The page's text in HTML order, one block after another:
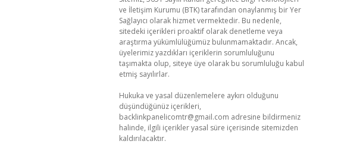
ve İletişim Kurumu (BTK) tarafından onaylanmış bir Yer
Sağlayıcı olarak hizmet vermektedir. Bu nedenle,
sitedeki içerikleri proaktif olarak denetleme veya
araştırma yükümlülüğümüz bulunmamaktadır. Ancak,
üyelerimiz yazdıkları içeriklerin sorumluluğunu
taşımakta olup, siteye üye olarak bu sorumluluğu kabul
etmiş sayılırlar.
Hukuka ve yasal düzenlemelere aykırı olduğunu
düşündüğünüz içerikleri,
backlinkpanelicomtr@gmail.com adresine bildirmeniz
halinde, ilgili içerikler yasal süre içerisinde sitemizden
kaldırılacaktır.